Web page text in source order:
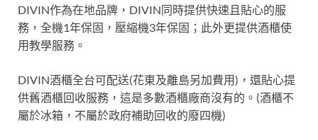
DIVIN作為在地品牌，DIVIN同時提供快速且貼心的服
務，全機1年保固，壓縮機3年保固；此外更提供酒櫃使
用教學服務。
DIVIN酒櫃全台可配送(花東及離島另加費用)，還貼心提
供舊酒櫃回收服務，這是多數酒櫃廠商沒有的。(酒櫃不
屬於冰箱，不屬於政府補助回收的廢四機)